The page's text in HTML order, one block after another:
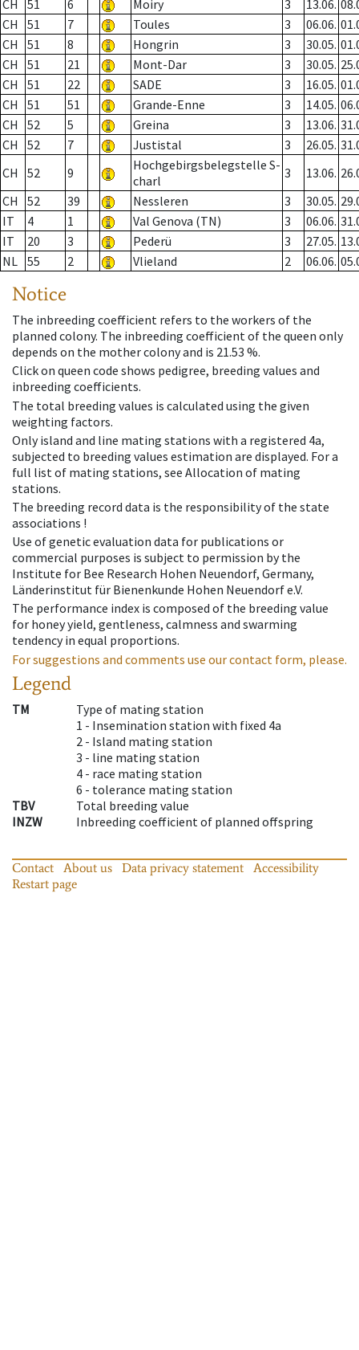
CH 51 6 Moiry 3 13.06.
CH
51 7 Toules 3 06.06.
CH
51 8 Hongrin 3 30.05.
CH
51 21 Mont-Dar 3 30.05.
CH
51 22 SADE 3 16.05.
CH
51 51 Grande-Enne 3 14.05.
CH
52 5 Greina 3 13.06.
CH
52 7 Justistal 3 26.05.
CH
52 9
Hochgebirgsbelegstelle S-
charl
3 13.06.
CH
52 39 Nessleren 3 30.05.
IT
4 1 Val Genova (TN) 3 06.06.
IT
20 3 Pederü 3 27.05.
NL 55 2 Vlieland 2 06.06.
Notice
The inbreeding coefficient refers to the workers of the
planned colony. The inbreeding coefficient of the queen only
depends on the mother colony and is 21.53 %.
Click on queen code shows pedigree, breeding values and
inbreeding coefficients.
The total breeding values is calculated using the given
weighting factors.
Only island and line mating stations with a registered 4a,
subjected to breeding values estimation are displayed. For a
full list of mating stations, see Allocation of mating
stations.
The breeding record data is the responsibility of the state
associations !
Use of genetic evaluation data for publications or
commercial purposes is subject to permission by the
Institute for Bee Research Hohen Neuendorf, Germany,
Länderinstitut für Bienenkunde Hohen Neuendorf e.V.
The performance index is composed of the breeding value
for honey yield, gentleness, calmness and swarming
tendency in equal proportions.
For suggestions and comments use our contact form, please.
Legend
TM
Type of mating station
1 - Insemination station with fixed 4a
2 - Island mating station
3 - line mating station
4 - race mating station
6 - tolerance mating station
TBV
Total breeding value
INZW
Inbreeding coefficient of planned offspring
Contact About us Data privacy statement
Accessibility
Restart page